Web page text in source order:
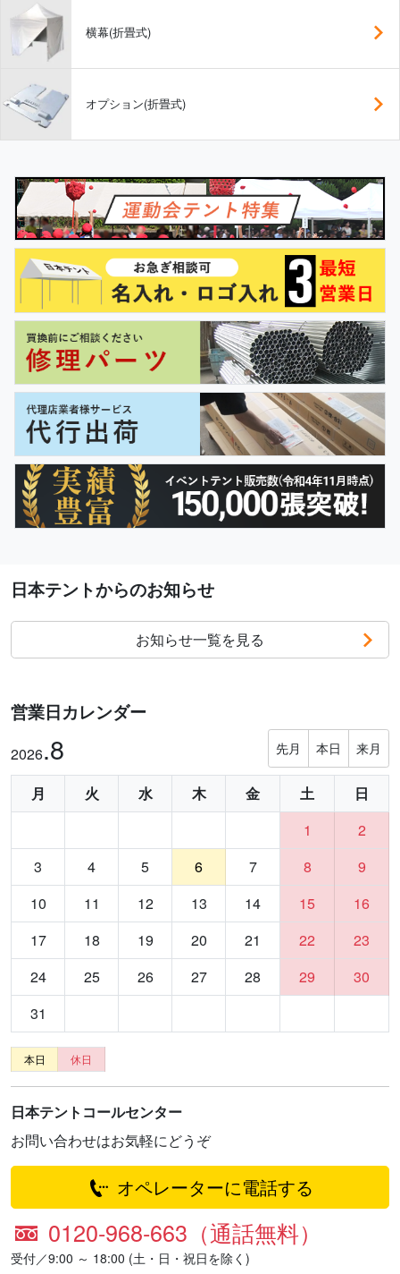
横幕(折畳式)
オプション(折畳式)
日本テントからのお知らせ
お知らせ一覧を見る
営業日カレンダー
2026.8 先月 本日 来月
月 火 水 木 金 土
日
1
2
3
4 5 6 7 8
9
10
11 12 13 14 15
16
17
18 19 20 21 22
23
24
25 26 27 28 29
30
31
本日 休日
日本テントコールセンター
お問い合わせはお気軽にどうぞ
オペレーターに電話する
0120-968-663（通話無料）
受付／9:00 ～ 18:00 (土・日・祝日を除く)